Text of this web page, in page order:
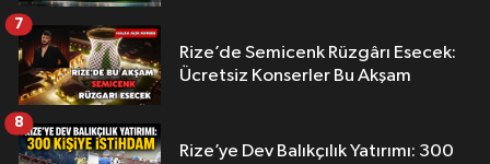
Rize’de Semicenk Rüzgârı Esecek:
Ücretsiz Konserler Bu Akşam
7
Rize’ye Dev Balıkçılık Yatırımı: 300
8